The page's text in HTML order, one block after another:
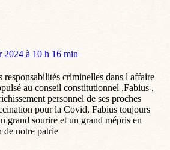
2024 à 10 h 16 min
responsabilités criminelles dans l affaire
au conseil constitutionnel ,Fabius ,
personnel de ses proches
pour la Covid, Fabius toujours
grand sourire et un grand mépris en
de notre patrie